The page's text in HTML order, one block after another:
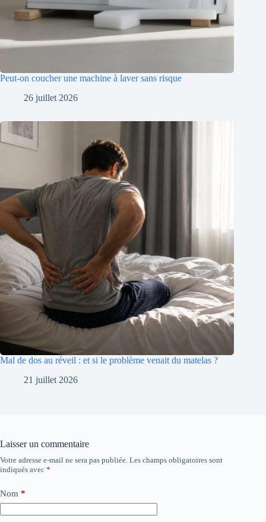
Peut-on coucher une machine à laver sans risque
26 juillet 2026
Mal de dos au réveil : et si le problème venait du matelas ?
21 juillet 2026
Laisser un commentaire
Votre adresse e-mail ne sera pas publiée. Les champs obligatoires sont
indiqués avec *
Nom *